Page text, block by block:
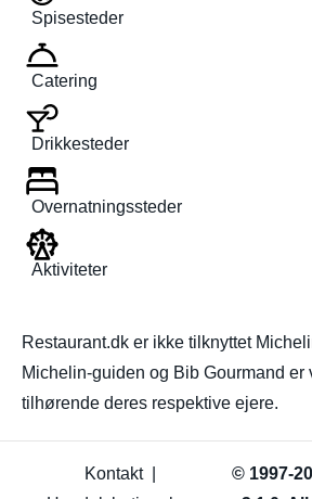
Spisesteder
Catering
Drikkesteder
Overnatningssteder
Aktiviteter
Restaurant.dk er ikke tilknyttet
Michelin-guiden og Bib Gourmand
tilhørende deres respektive ejere.
© 1997-
Kontakt|